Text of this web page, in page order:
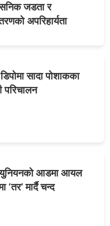
जडता र
अपरिहार्यता
सादा पोशाकका
परिचालन
आडमा आयल
‘तर’ मार्दै चन्द